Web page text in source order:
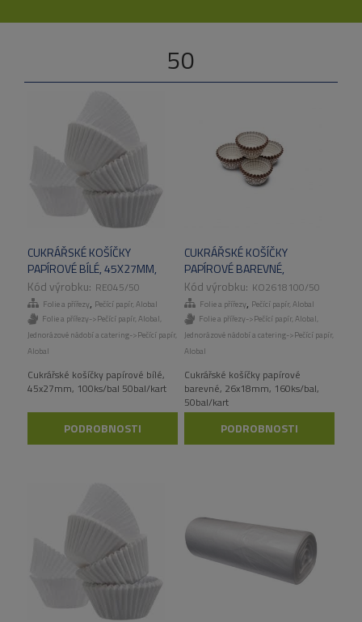
50
CUKRÁŘSKÉ KOŠÍČKY
PAPÍROVÉ BÍLÉ, 45X27MM,
100KS/BAL 50BAL/KART
RE045/50
Folie a přířezy, Pečící papír, Alobal
Folie a přířezy->Pečící papír, Alobal
Jednorázové nádobí a catering->Pečící papír,
Alobal
Cukrářské košíčky papírové bílé,
45x27mm, 100ks/bal 50bal/kart
PODROBNOSTI
CUKRÁŘSKÉ KOŠÍČKY
PAPÍROVÉ BAREVNÉ,
26X18MM, 160KS/BAL,
50BAL/KART
KO2618100/50
Folie a přířezy, Pečící papír, Alobal
Folie a přířezy->Pečící papír, Alobal
Jednorázové nádobí a catering->Pečící papír,
Alobal
Cukrářské košíčky papírové
barevné, 26x18mm, 160ks/bal,
50bal/kart
PODROBNOSTI